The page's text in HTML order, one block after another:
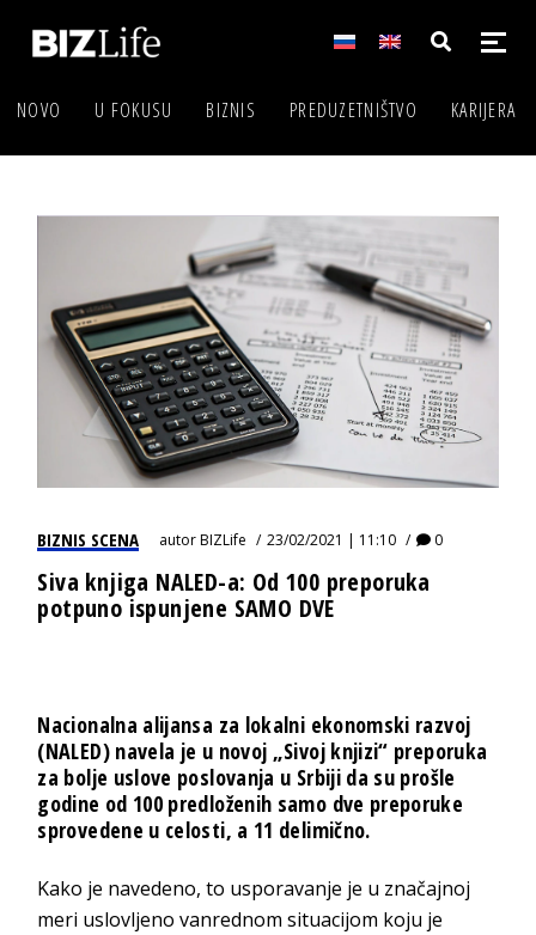
NOVO U FOKUSU BIZNIS PREDUZETNIŠTVO KARIJERA
BIZNIS SCENA autorBIZLife 23/02/2021 | 11:10 0
Siva knjiga NALED-a: Od 100 preporuka
potpuno ispunjene SAMO DVE
Nacionalna alijansa za lokalni ekonomski razvoj
(NALED) navela je u novoj „Sivoj knjizi“ preporuka
za bolje uslove poslovanja u Srbiji da su prošle
godine od 100 predloženih samo dve preporuke
sprovedene u celosti, a 11 delimično.
Kako je navedeno, to usporavanje je u značajnoj
meri uslovljeno vanrednom situacijom koju je